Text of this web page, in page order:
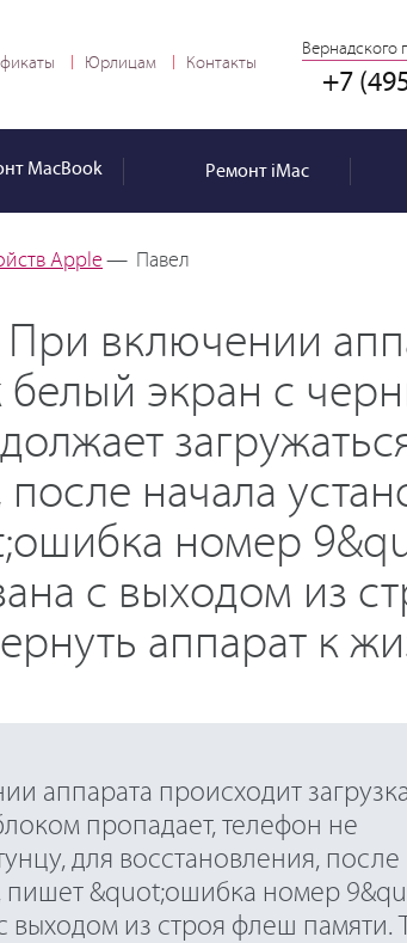
Вернадского
+7
Юрлицам Контакты
MacBook РемонтiMac
Apple — Павел
При включении
белый экран с
начала
номер
с выходом из
аппарат к
аппарата происходит
пропадает, телефон не
для восстановления, после
пишет &quot;ошибка номер
выходом из строя флеш памяти.